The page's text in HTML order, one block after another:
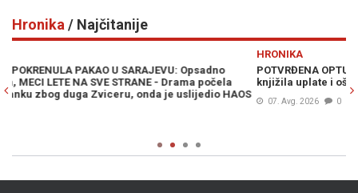
Hronika / Najčitanije
POTVRĐENA OPTUŽNICA PROTIV SLUŽBENICE UIO BiH: Fiktivno
knjižila uplate i oštetila državu za 186.415 KM
07. Avg. 2026